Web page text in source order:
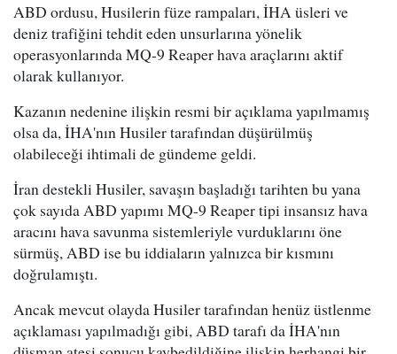
ABD ordusu, Husilerin füze rampaları, İHA üsleri ve
deniz trafiğini tehdit eden unsurlarına yönelik
operasyonlarında MQ-9 Reaper hava araçlarını aktif
olarak kullanıyor.
Kazanın nedenine ilişkin resmi bir açıklama yapılmamış
olsa da, İHA'nın Husiler tarafından düşürülmüş
olabileceği ihtimali de gündeme geldi.
İran destekli Husiler, savaşın başladığı tarihten bu yana
çok sayıda ABD yapımı MQ-9 Reaper tipi insansız hava
aracını hava savunma sistemleriyle vurduklarını öne
sürmüş, ABD ise bu iddiaların yalnızca bir kısmını
doğrulamıştı.
Ancak mevcut olayda Husiler tarafından henüz üstlenme
açıklaması yapılmadığı gibi, ABD tarafı da İHA'nın